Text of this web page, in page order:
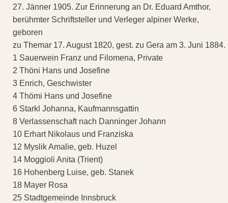
27. Jänner 1905. Zur Erinnerung an Dr. Eduard Amthor,
berühmter Schriftsteller und Verleger alpiner Werke,
geboren
zu Themar 17. August 1820, gest. zu Gera am 3. Juni 1884.
1 Sauerwein Franz und Filomena, Private
2 Thöni Hans und Josefine
3 Enrich, Geschwister
4 Thömi Hans und Josefine
6 Starkl Johanna, Kaufmannsgattin
8 Verlassenschaft nach Danninger Johann
10 Erhart Nikolaus und Franziska
12 Myslik Amalie, geb. Huzel
14 Moggioli Anita (Trient)
16 Hohenberg Luise, geb. Stanek
18 Mayer Rosa
25 Stadtgemeinde Innsbruck